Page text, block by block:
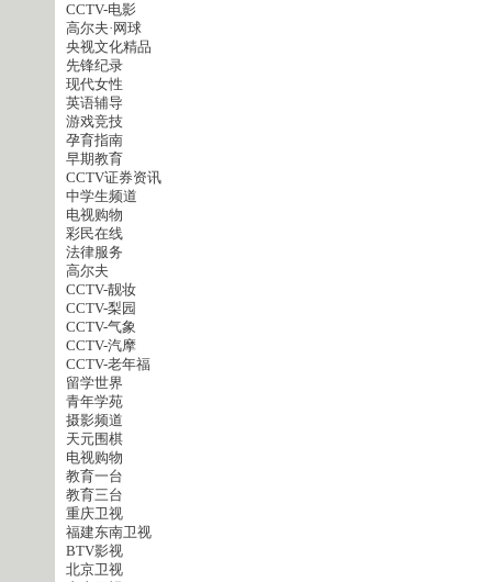
CCTV-电影
高尔夫·网球
央视文化精品
先锋纪录
现代女性
英语辅导
游戏竞技
孕育指南
早期教育
CCTV证券资讯
中学生频道
电视购物
彩民在线
法律服务
高尔夫
CCTV-靓妆
CCTV-梨园
CCTV-气象
CCTV-汽摩
CCTV-老年福
留学世界
青年学苑
摄影频道
天元围棋
电视购物
教育一台
教育三台
重庆卫视
福建东南卫视
BTV影视
北京卫视